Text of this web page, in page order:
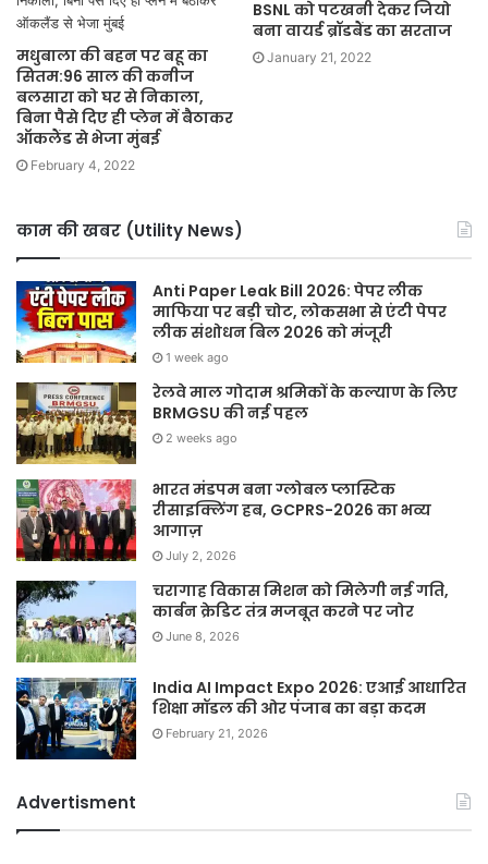
मधुबाला की बहन पर बहू का
सितम:96 साल की कनीज
बलसारा को घर से निकाला,
बिना पैसे दिए ही प्लेन में बैठाकर
ऑकलैंड से भेजा मुंबई
February 4, 2022
BSNL को पटखनी देकर जियो
बना वायर्ड ब्रॉडबैंड का सरताज
January 21, 2022
काम की खबर (Utility News)
Anti Paper Leak Bill 2026: पेपर लीक
माफिया पर बड़ी चोट, लोकसभा से एंटी पेपर
लीक संशोधन बिल 2026 को मंजूरी
1 week ago
रेलवे माल गोदाम श्रमिकों के कल्याण के लिए
BRMGSU की नई पहल
2 weeks ago
भारत मंडपम बना ग्लोबल प्लास्टिक
रीसाइक्लिंग हब, GCPRS-2026 का भव्य
आगाज़
July 2, 2026
चरागाह विकास मिशन को मिलेगी नई गति,
कार्बन क्रेडिट तंत्र मजबूत करने पर जोर
June 8, 2026
India AI Impact Expo 2026: एआई आधारित
शिक्षा मॉडल की ओर पंजाब का बड़ा कदम
February 21, 2026
Advertisment